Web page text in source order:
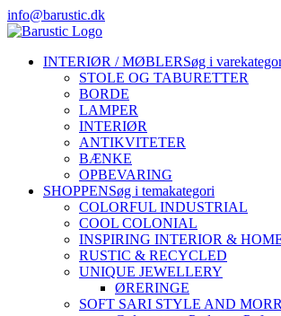
Skip
to
info@barustic.dk
instagram
facebook
pinterest
INTERIØR / MØBLERSøg i
STOLE OG TABURETTER
BORDE
LAMPER
INTERIØR
ANTIKVITETER
BÆNKE
OPBEVARING
SHOPPENSøg i temakategori
COLORFUL INDUSTRIAL
COOL COLONIAL
INSPIRING INTERIOR &
RUSTIC & RECYCLED
UNIQUE JEWELLERY
ØRERINGE
SOFT SARI STYLE AND